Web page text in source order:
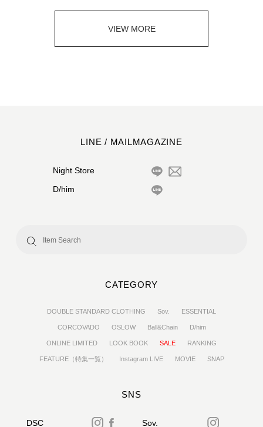
VIEW MORE
LINE / MAILMAGAZINE
Night Store
D/him
CATEGORY
DOUBLE STANDARD CLOTHING Sov. ESSENTIAL
CORCOVADO OSLOW Ball&Chain D/him
ONLINE LIMITED LOOK BOOK SALE RANKING
FEATURE（特集一覧） Instagram LIVE MOVIE SNAP
SNS
DSC Sov.